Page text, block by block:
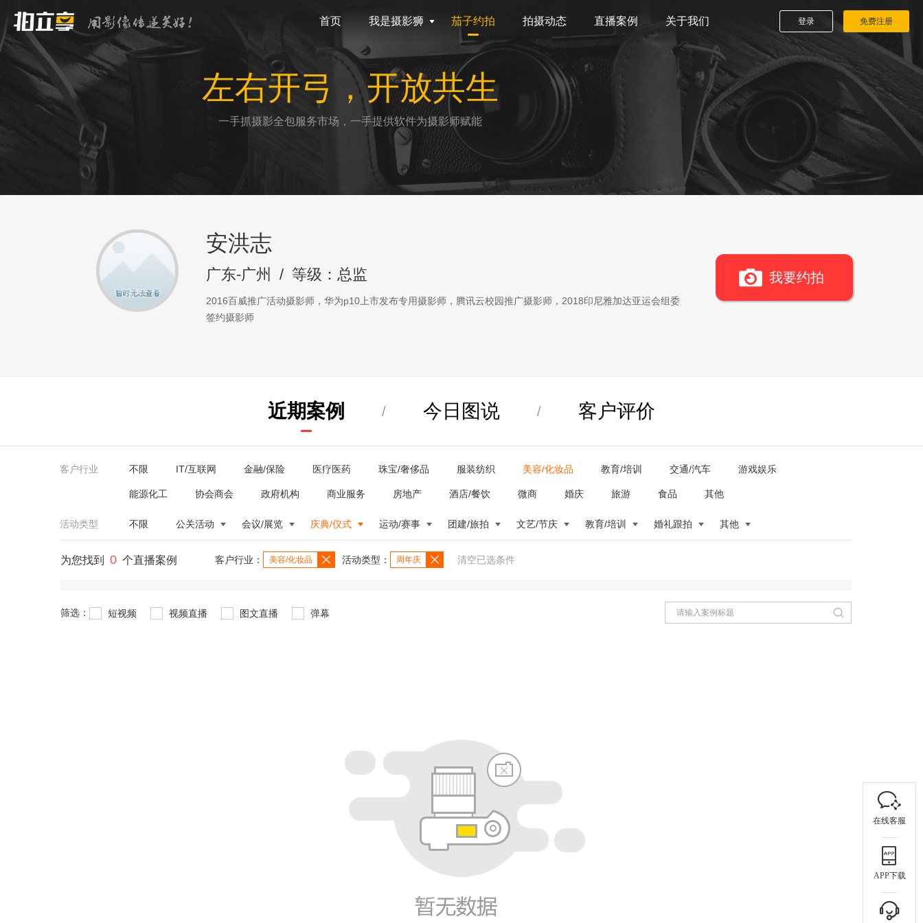
首页 我是摄影狮 茄子约拍 拍摄动态 直播案例 关于我们 登录 免费注册
左右开弓，开放共生
一手抓摄影全包服务市场，一手提供软件为摄影师赋能
安洪志
广东-广州 / 等级：总监
2016百威推广活动摄影师，华为p10上市发布专用摄影师，腾讯云校园推广摄影师，2018印尼雅加达亚运会组委
签约摄影师
我要约拍
近期案例 / 今日图说 / 客户评价
客户行业 不限 IT/互联网 金融/保险 医疗医药 珠宝/奢侈品 服装纺织 美容/化妆品 教育/培训 交通/汽车 游戏娱乐
能源化工 协会商会 政府机构 商业服务 房地产 酒店/餐饮 微商 婚庆 旅游 食品 其他
活动类型 不限 公关活动 会议/展览 庆典/仪式 运动/赛事 团建/旅拍 文艺/节庆 教育/培训 婚礼跟拍 其他
为您找到 0 个直播案例 客户行业： 美容/化妆品 活动类型： 周年庆 清空已选条件
筛选： 短视频 视频直播 图文直播 弹幕
在线客服
APP下载